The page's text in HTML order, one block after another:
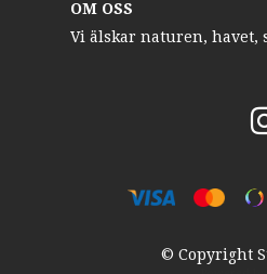
OM OSS
Vi älskar naturen, havet,
© Copyright